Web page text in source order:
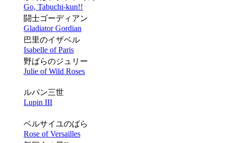
Go, Tabuchi-kun!!
闘士ゴーディアン
Gladiator Gordian
巴里のイザベル
Isabelle of Paris
野ばらのジュリー
Julie of Wild Roses
ルパン三世
Lupin III
ベルサイユのばら
Rose of Versailles